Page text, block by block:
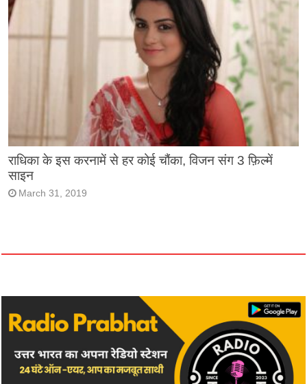
राधिका के इस करनामें से हर कोई चौंका, विजन संग 3 फ़िल्में
साइन
March 31, 2019